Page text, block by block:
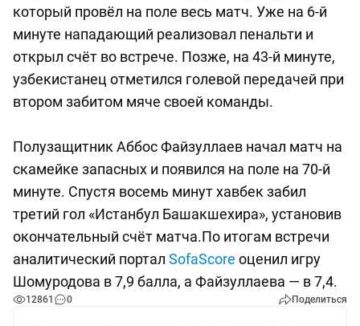
который провёл на поле весь матч. Уже на 6-й
минуте нападающий реализовал пенальти и
открыл счёт во встрече. Позже, на 43-й минуте,
узбекистанец отметился голевой передачей при
втором забитом мяче своей команды.
Полузащитник Аббос Файзуллаев начал матч на
скамейке запасных и появился на поле на 70-й
минуте. Спустя восемь минут хавбек забил
третий гол «Истанбул Башакшехира», установив
окончательный счёт матча.По итогам встречи
аналитический портал SofaScore оценил игру
Шомуродова в 7,9 балла, а Файзуллаева — в 7,4.
12861 0 Поделиться